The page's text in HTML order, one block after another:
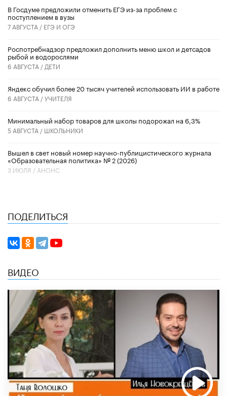
В Госдуме предложили отменить ЕГЭ из-за проблем с
поступлением в вузы
7 АВГУСТА / ЕГЭ И ОГЭ
Роспотребнадзор предложил дополнить меню школ и детсадов
рыбой и водорослями
6 АВГУСТА / ДЕТИ
​Яндекс обучил более 20 тысяч учителей использовать ИИ в работе
6 АВГУСТА /УЧИТЕЛЯ
Минимальный набор товаров для школы подорожал на 6,3%
5 АВГУСТА / ШКОЛЬНИКИ
Вышел в свет новый номер научно-публицистического журнала
«Образовательная политика» № 2 (2026)
3 ИЮЛЯ / АНОНС
ПОДЕЛИТЬСЯ
ВИДЕО